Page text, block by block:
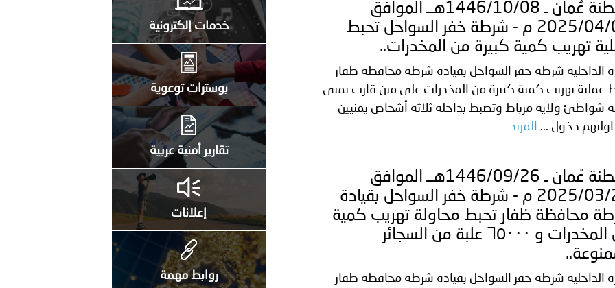
سلطنة عُمان ـ 1446/10/08هــ الموافق
2025/04/07 م - شرطة خفر السواحل تحبط
تهريب كمية كبيرة من المخدرات..
الداخلية شرطة خفر السواحل بقيادة شرطة محافظة ظفار
عملية تهريب كمية كبيرة من المخدرات على متن قارب يمني
شواطئ ولاية مرباط وتضبط بداخله ثلاثة أشخاص يمنيين
دخول ...
المزيد
سلطنة عُمان ـ 1446/09/26هــ الموافق
2025/03/26 م - شرطة خفر السواحل بقيادة
محافظة ظفار تحبط محاولة تهريب كمية
من المخدرات و ٦٥٠٠٠ علبة من السجائر
الداخلية شرطة خفر السواحل بقيادة شرطة محافظة ظفار
خدمات إلكترونية
بوسترات توعوية
تقارير أمنية عربية
إعلانات
روابط مهمة